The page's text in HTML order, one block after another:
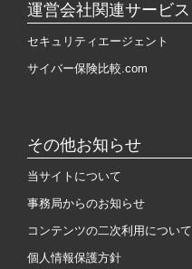
運営会社関連サービス
セキュリティエージェント
サイバー保険比較.com
その他お知らせ
当サイトについて
事務局からのお知らせ
コンテンツの二次利用について
個人情報保護方針